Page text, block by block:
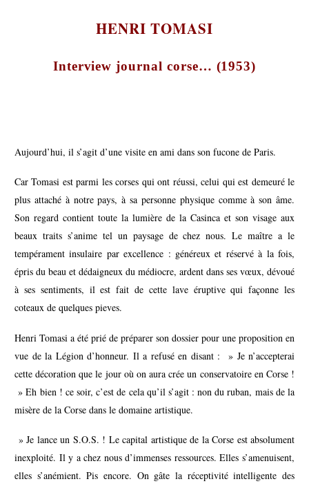
HENRI TOMASI
Interview journal corse… (1953)
Aujourd’hui, il s’agit d’une visite en ami dans son fucone de Paris.
Car Tomasi est parmi les corses qui ont réussi, celui qui est demeuré le
plus attaché à notre pays, à sa personne physique comme à son âme.
Son regard contient toute la lumière de la Casinca et son visage aux
beaux traits s’anime tel un paysage de chez nous. Le maître a le
tempérament insulaire par excellence : généreux et réservé à la fois,
épris du beau et dédaigneux du médiocre, ardent dans ses vœux, dévoué
à ses sentiments, il est fait de cette lave éruptive qui façonne les
coteaux de quelques pieves.
Henri Tomasi a été prié de préparer son dossier pour une proposition en
vue de la Légion d’honneur. Il a refusé en disant : » Je n’accepterai
cette décoration que le jour où on aura crée un conservatoire en Corse !
» Eh bien ! ce soir, c’est de cela qu’il s’agit : non du ruban, mais de la
misère de la Corse dans le domaine artistique.
» Je lance un S.O.S. ! Le capital artistique de la Corse est absolument
inexploité. Il y a chez nous d’immenses ressources. Elles s’amenuisent,
elles s’anémient. Pis encore. On gâte la réceptivité intelligente des